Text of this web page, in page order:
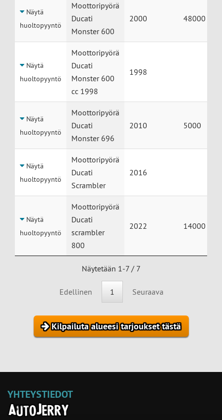
Näytä
huoltopyyntö
Moottoripyörä
Ducati
Monster 600
2000 48000
Näytä
huoltopyyntö
Moottoripyörä
Ducati
Monster 600
cc 1998
1998
Näytä
huoltopyyntö
Moottoripyörä
Ducati
Monster 696
2010 5000
Näytä
huoltopyyntö
Moottoripyörä
Ducati
Scrambler
2016
Näytä
huoltopyyntö
Moottoripyörä
Ducati
scrambler
800
2022 14000
Näytetään 1-7 / 7
Edellinen 1 Seuraava
Kilpailuta alueesi tarjoukset tästä
YHTEYSTIEDOT